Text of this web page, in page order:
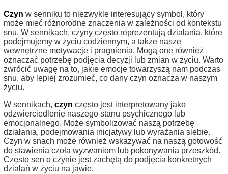
Czyn w senniku to niezwykle interesujący symbol, który
może mieć różnorodne znaczenia w zależności od kontekstu
snu. W sennikach, czyny często reprezentują działania, które
podejmujemy w życiu codziennym, a także nasze
wewnętrzne motywacje i pragnienia. Mogą one również
oznaczać potrzebę podjęcia decyzji lub zmian w życiu. Warto
zwrócić uwagę na to, jakie emocje towarzyszą nam podczas
snu, aby lepiej zrozumieć, co dany czyn oznacza w naszym
życiu.
W sennikach, czyn często jest interpretowany jako
odzwierciedlenie naszego stanu psychicznego lub
emocjonalnego. Może symbolizować naszą potrzebę
działania, podejmowania inicjatywy lub wyrażania siebie.
Czyn w snach może również wskazywać na naszą gotowość
do stawienia czoła wyzwaniom lub pokonywania przeszkód.
Często sen o czynie jest zachętą do podjęcia konkretnych
działań w życiu na jawie.